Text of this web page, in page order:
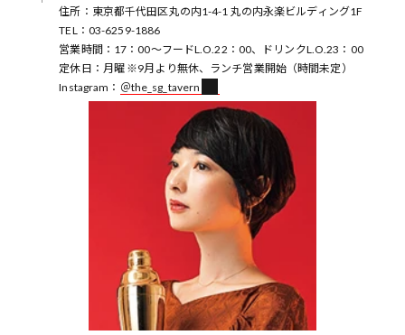
住所：東京都千代田区丸の内1-4-1 丸の内永楽ビルディング1F
TEL：03-6259-1886
営業時間：17：00～フードL.O.22：00、ドリンクL.O.23：00
定休日：月曜 ※9月より無休、ランチ営業開始（時間未定）
Instagram： ＠the_sg_tavern